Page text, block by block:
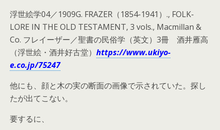
浮世絵学04／1909G. FRAZER（1854-1941）., FOLK-
LORE IN THE OLD TESTAMENT, 3 vols., Macmillan &
Co. フレイーザー／聖書の民俗学（英文）3冊 酒井雁高
（浮世絵・酒井好古堂） https://www.ukiyo-
e.co.jp/75247
他にも、顔と木の実の断面の画像で示されていた。探し
たが出てこない。
要するに、